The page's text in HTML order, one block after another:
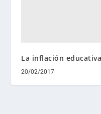
La inflación educativa
20/02/2017